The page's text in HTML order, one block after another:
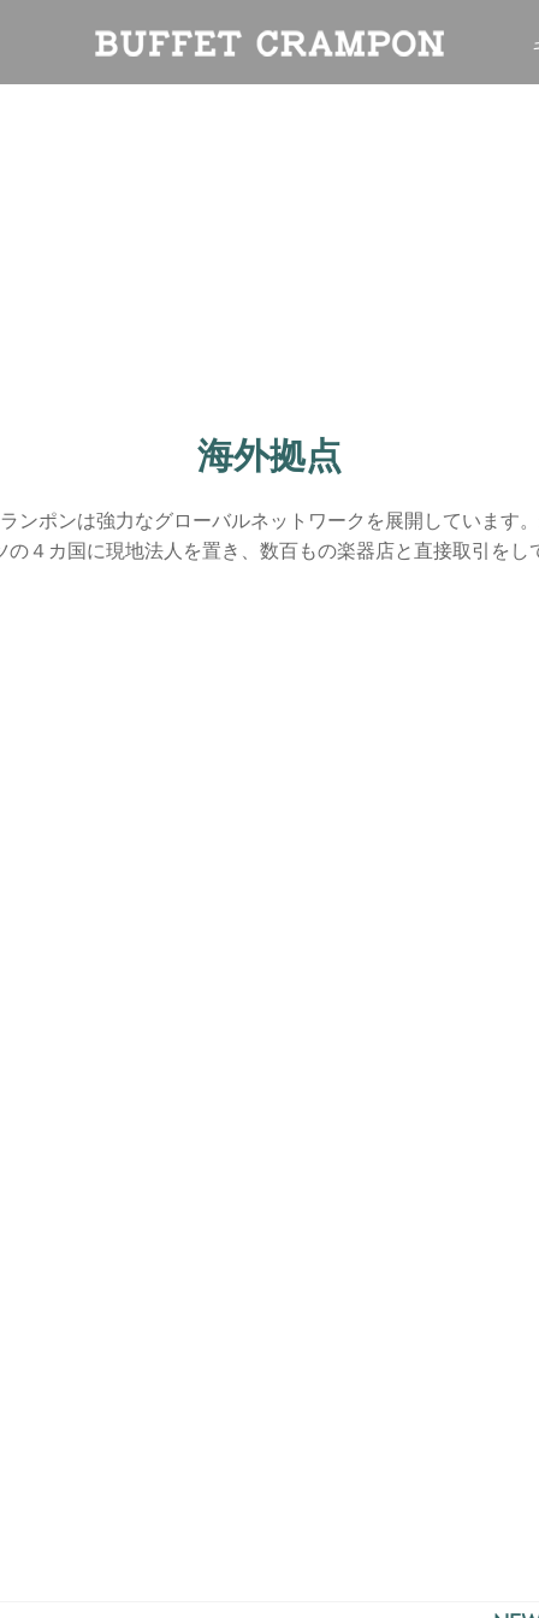
海外拠点
ンポンは強力なグローバルネットワークを展開しています
の４カ国に現地法人を置き、数百もの楽器店と直接取引をし